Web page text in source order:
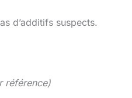
d’additifs suspects.
référence)